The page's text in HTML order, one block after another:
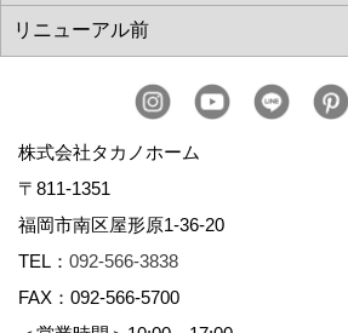
株式会社タカノホーム
〒811-1351
福岡市南区屋形原1-36-20
TEL： 092-566-3838
FAX：092-566-5700